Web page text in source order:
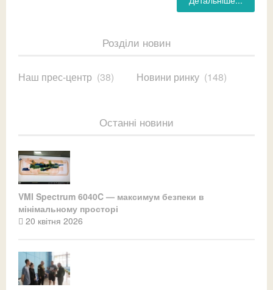
Розділи новин
Наш прес-центр (38) Новини ринку (148)
Останні новини
VMI Spectrum 6040C — максимум безпеки в
мінімальному просторі
20 квітня 2026